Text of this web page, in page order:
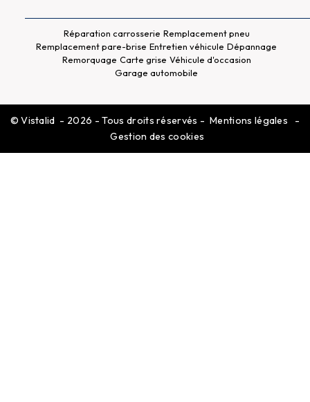
Réparation carrosserie Remplacement pneu
Remplacement pare-brise Entretien véhicule Dépannage
Remorquage Carte grise Véhicule d'occasion
Garage automobile
©Vistalid - 2026 - Tous droits réservés - Mentions légales
-
Gestion des cookies